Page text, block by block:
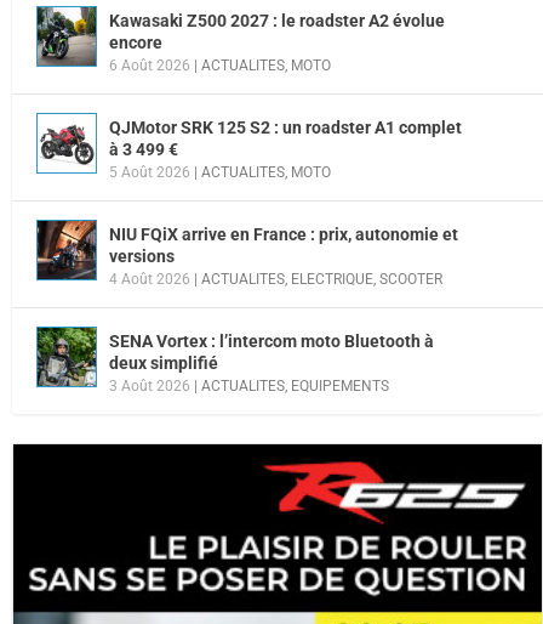
Kawasaki Z500 2027 : le roadster A2 évolue
encore
6 Août 2026 ACTUALITES, MOTO
QJMotor SRK 125 S2 : un roadster A1 complet
à 3 499 €
5 Août 2026 ACTUALITES, MOTO
NIU FQiX arrive en France : prix, autonomie et
versions
4 Août 2026 ACTUALITES, ELECTRIQUE, SCOOTER
SENA Vortex : l’intercom moto Bluetooth à
deux simplifié
3 Août 2026 ACTUALITES, EQUIPEMENTS